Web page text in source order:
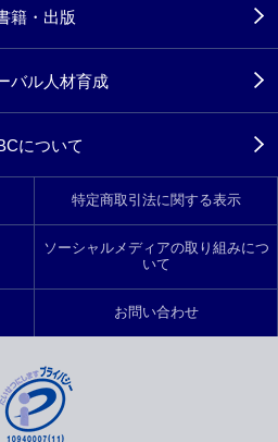
籍・出版
バル人材育成
について
特定商取引法に関する表示
ソーシャルメディアの取り組みにつ
いて
お問い合わせ